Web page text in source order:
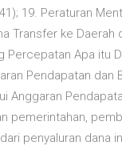
19. Peraturan
Transfer ke Daerah
Percepatan Apa itu
Pendapatan dan
Anggaran
pemerintahan,
penyaluran dana